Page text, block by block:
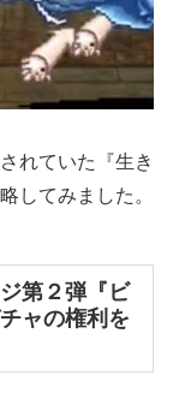
れていた『生き
してみました。
第２弾『ビ
ャの権利を